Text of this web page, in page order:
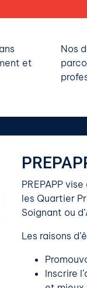
et
Nos
PREPAPP
les Quartier
Soignant ou
Les raisons
Inscrire